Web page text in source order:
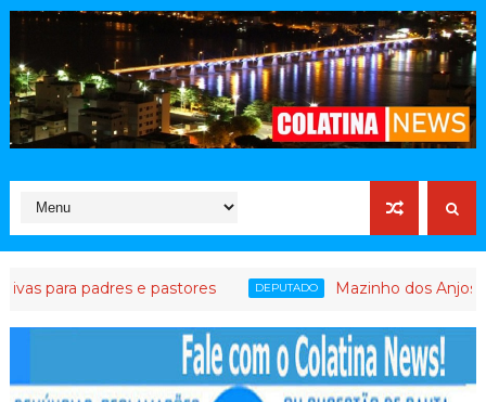
e pastores DEPUTADO Mazinho dos Anjos leva